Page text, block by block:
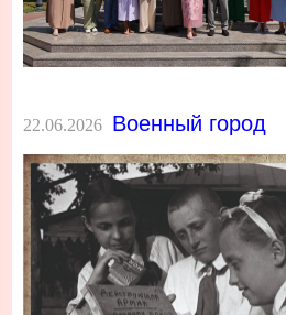
22.06.2026 Военный город